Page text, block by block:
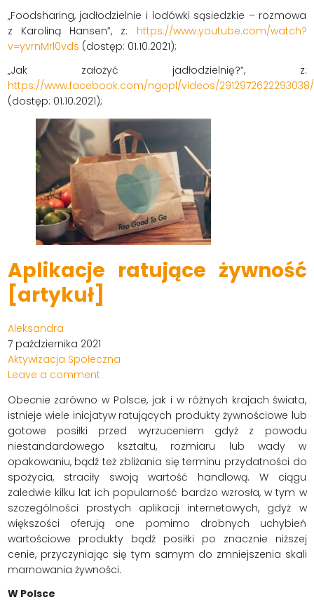
„Foodsharing, jadłodzielnie i lodówki sąsiedzkie – rozmowa
z Karoliną Hansen”, z: https://www.youtube.com/watch?
v=yvrnMrl0vds (dostęp: 01.10.2021);
„Jak założyć jadłodzielnię?”, z:
https://www.facebook.com/ngopl/videos/2912972622293038/
(dostęp: 01.10.2021);
Aplikacje ratujące żywność
[artykuł]
Aleksandra
7 października 2021
Aktywizacja Społeczna
Leave a comment
Obecnie zarówno w Polsce, jak i w różnych krajach świata,
istnieje wiele inicjatyw ratujących produkty żywnościowe lub
gotowe posiłki przed wyrzuceniem gdyż z powodu
niestandardowego kształtu, rozmiaru lub wady w
opakowaniu, bądź też zbliżania się terminu przydatności do
spożycia, straciły swoją wartość handlową. W ciągu
zaledwie kilku lat ich popularność bardzo wzrosła, w tym w
szczególności prostych aplikacji internetowych, gdyż w
większości oferują one pomimo drobnych uchybień
wartościowe produkty bądź posiłki po znacznie niższej
cenie, przyczyniając się tym samym do zmniejszenia skali
marnowania żywności.
W Polsce